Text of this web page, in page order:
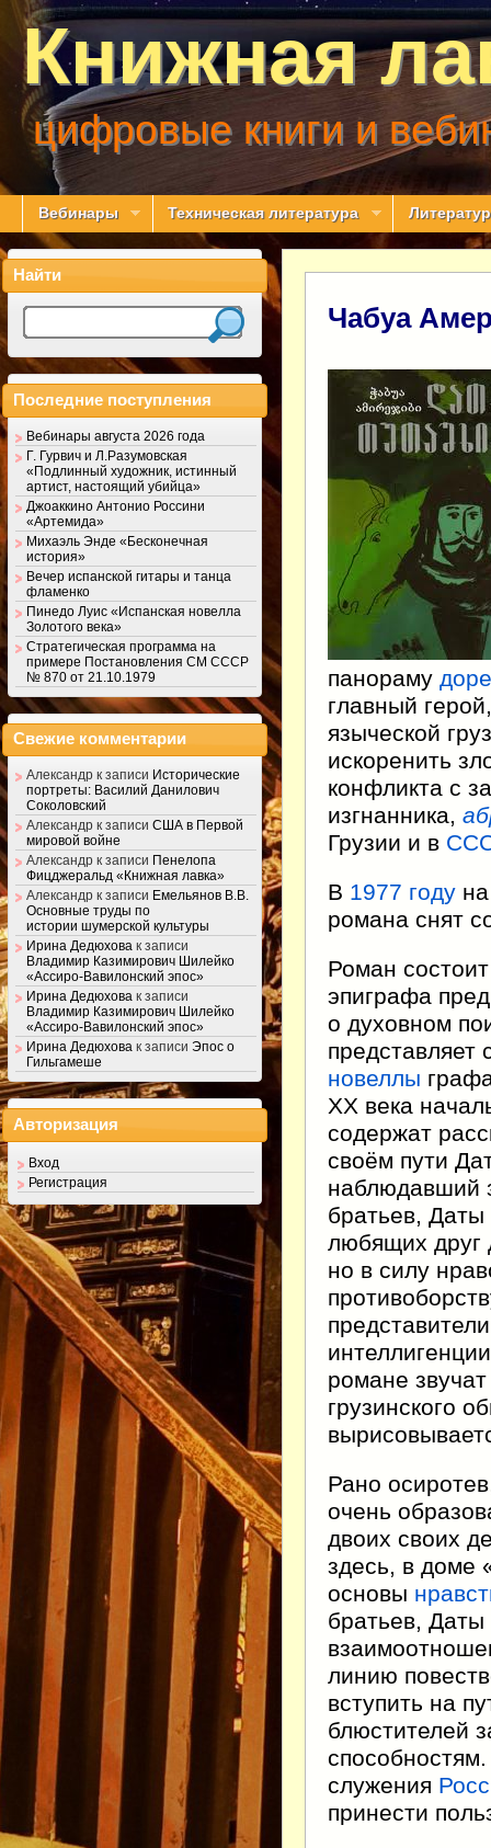
Книжная
цифровые книги и
Вебинары Техническая литература
Чабуа
панораму
главный
языческой
искоренить
конфликта с
изгнанника,
Грузии и в
В 1977 году
романа снят
Роман
эпиграфа
о духовном
новеллы
XX века
содержат
своём пути
наблюдавший
братьев,
любящих друг
но в силу
романе
грузинского
Рано
очень
двоих своих
здесь, в доме
основы
братьев,
линию
вступить на
блюстителей
служения
принести
Найти
Последние поступления
Вебинары августа 2026 года
Г. Гурвич и Л.Разумовская
«Подлинный художник, истинный
артист, настоящий убийца»
Джоаккино Антонио Россини
«Артемида»
Михаэль Энде «Бесконечная
история»
Вечер испанской гитары и танца
фламенко
Пинедо Луис «Испанская новелла
Золотого века»
Стратегическая программа на
примере Постановления СМ СССР
№ 870 от 21.10.1979
Свежие комментарии
Александр к записи Исторические
портреты: Василий Данилович
Соколовский
Александр к записи США в Первой
мировой войне
Александр к записи Пенелопа
Фицджеральд «Книжная лавка»
Александр к записи Емельянов В.В.
Основные труды по
истории шумерской культуры
Ирина Дедюхова к записи
Владимир Казимирович Шилейко
«Ассиро-Вавилонский эпос»
Ирина Дедюхова к записи
Владимир Казимирович Шилейко
«Ассиро-Вавилонский эпос»
Ирина Дедюхова к записи Эпос о
Гильгамеше
Авторизация
Вход
Регистрация